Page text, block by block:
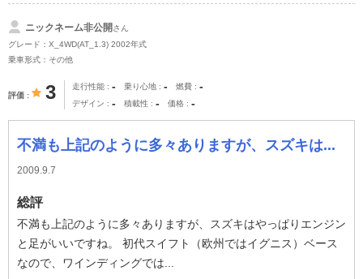
ニックネーム非公開さん
グレード：X_4WD(AT_1.3) 2002年式
乗車形式：その他
評価 3 走行性能 - 乗り心地 - 燃費 -
デザイン - 積載性 - 価格 -
不満も上記のように多々ありますが、スズキは...
2009.9.7
総評
不満も上記のように多々ありますが、スズキはやっぱりエンジン
と足がいいですね。 初代スイフト（欧州ではイグニス）ベース
なので、ワインディングでは...